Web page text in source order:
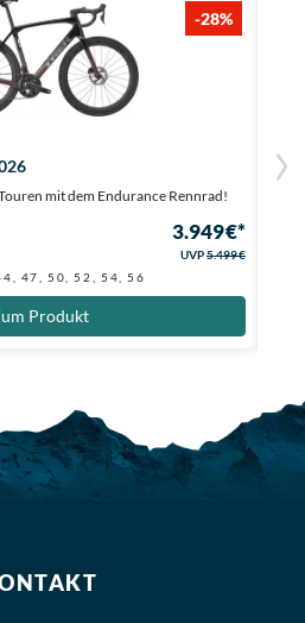
-28%
mit dem Endurance Rennrad!
3.949 €*
UVP5.499 €
47, 50, 52, 54, 56
Produkt